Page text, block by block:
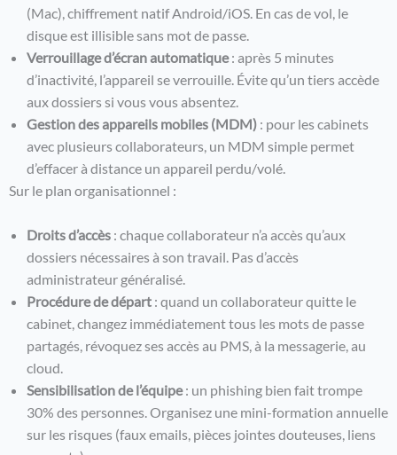
(Mac), chiffrement natif Android/iOS. En cas de vol, le
disque est illisible sans mot de passe.
Verrouillage d’écran automatique: après 5 minutes
d’inactivité, l’appareil se verrouille. Évite qu’un tiers accède
aux dossiers si vous vous absentez.
Gestion des appareils mobiles (MDM) : pour les cabinets
avec plusieurs collaborateurs, un MDM simple permet
d’effacer à distance un appareil perdu/volé.
Sur le plan organisationnel :
Droits d’accès : chaque collaborateur n’a accès qu’aux
dossiers nécessaires à son travail. Pas d’accès
administrateur généralisé.
Procédure de départ : quand un collaborateur quitte le
cabinet, changez immédiatement tous les mots de passe
partagés, révoquez ses accès au PMS, à la messagerie, au
cloud.
Sensibilisation de l’équipe: un phishing bien fait trompe
30% des personnes. Organisez une mini-formation annuelle
sur les risques (faux emails, pièces jointes douteuses, liens